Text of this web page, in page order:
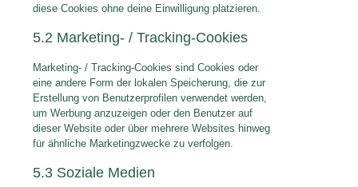
diese Cookies ohne deine Einwilligung platzieren.
5.2 Marketing- / Tracking-Cookies
Marketing- / Tracking-Cookies sind Cookies oder
eine andere Form der lokalen Speicherung, die zur
Erstellung von Benutzerprofilen verwendet werden,
um Werbung anzuzeigen oder den Benutzer auf
dieser Website oder über mehrere Websites hinweg
für ähnliche Marketingzwecke zu verfolgen.
5.3 Soziale Medien